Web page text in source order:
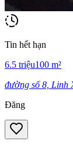
Tin hết hạn
6.5 triệu100 m²
đường số 8, Linh
Đăng